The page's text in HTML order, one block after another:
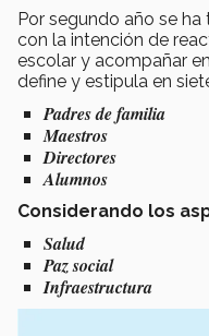
Por segundo año se
con la intención de
escolar y acompañar
define y estipula en
Padres de familia
Maestros
Directores
Alumnos
Considerando los
Salud
Paz social
Infraestructura